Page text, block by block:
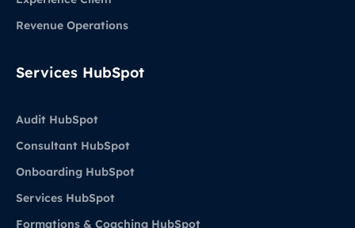
Revenue Operations
Services HubSpot
Audit HubSpot
Consultant HubSpot
Onboarding HubSpot
Services HubSpot
Formations & Coaching HubSpot